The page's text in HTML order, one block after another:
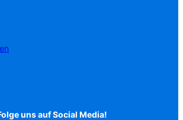
uns auf Social Media!